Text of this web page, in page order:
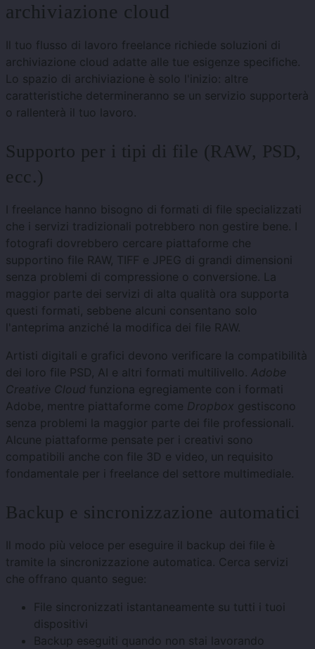
archiviazione cloud
Il tuo flusso di lavoro freelance richiede soluzioni di
archiviazione cloud adatte alle tue esigenze specifiche.
Lo spazio di archiviazione è solo l'inizio: altre
caratteristiche determineranno se un servizio supporterà
o rallenterà il tuo lavoro.
Supporto per i tipi di file (RAW, PSD,
ecc.)
I freelance hanno bisogno di formati di file specializzati
che i servizi tradizionali potrebbero non gestire bene. I
fotografi dovrebbero cercare piattaforme che
supportino file RAW, TIFF e JPEG di grandi dimensioni
senza problemi di compressione o conversione. La
maggior parte dei servizi di alta qualità ora supporta
questi formati, sebbene alcuni consentano solo
l'anteprima anziché la modifica dei file RAW.
Artisti digitali e grafici devono verificare la compatibilità
dei loro file PSD, AI e altri formati multilivello. Adobe
Creative Cloud funziona egregiamente con i formati
Adobe, mentre piattaforme come Dropbox gestiscono
senza problemi la maggior parte dei file professionali.
Alcune piattaforme pensate per i creativi sono
compatibili anche con file 3D e video, un requisito
fondamentale per i freelance del settore multimediale.
Backup e sincronizzazione automatici
Il modo più veloce per eseguire il backup dei file è
tramite la sincronizzazione automatica. Cerca servizi
che offrano quanto segue:
File sincronizzati istantaneamente su tutti i tuoi
dispositivi
Backup eseguiti quando non stai lavorando